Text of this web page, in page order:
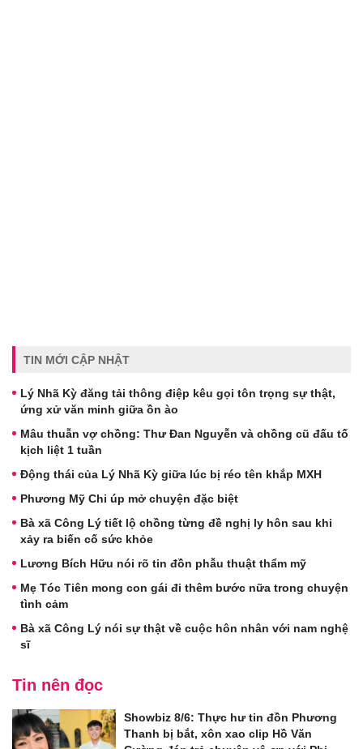
TIN MỚI CẬP NHẬT
Lý Nhã Kỳ đăng tải thông điệp kêu gọi tôn trọng sự thật,
ứng xử văn minh giữa ồn ào
Mâu thuẫn vợ chồng: Thư Đan Nguyễn và chồng cũ đấu tố
kịch liệt 1 tuần
Động thái của Lý Nhã Kỳ giữa lúc bị réo tên khắp MXH
Phương Mỹ Chi úp mở chuyện đặc biệt
Bà xã Công Lý tiết lộ chồng từng đề nghị ly hôn sau khi
xảy ra biến cố sức khỏe
Lương Bích Hữu nói rõ tin đồn phẫu thuật thẩm mỹ
Mẹ Tóc Tiên mong con gái đi thêm bước nữa trong chuyện
tình cảm
Bà xã Công Lý nói sự thật về cuộc hôn nhân với nam nghệ
sĩ
Tin nên đọc
Showbiz 8/6: Thực hư tin đồn Phương
Thanh bị bắt, xôn xao clip Hồ Văn